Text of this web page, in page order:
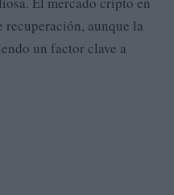
recuperación, aunque la
un factor clave a